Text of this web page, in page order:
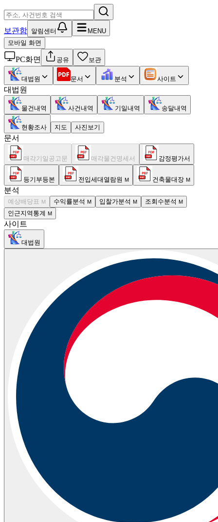
보관함 알림센터
MENU
모바일 화면
PC화면 공유 보관
대법원 문서 분석 사이트
대법원
물건내역 사건내역 기일내역 송달내역
현황조사 지도 사진보기
문서
매각기일공고문 매각물건명세서 감정평가서
등기부등본 전입세대열람원 M 건축물대장 M
분석
예상배당표 M 수익률분석 M 입찰가분석 M 조회수분석 M
인근지역통계 M
사이트
대법원